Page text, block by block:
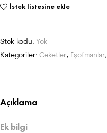
İstek listesine ekle
Stok kodu: Yok
Kategoriler: Ceketler, Eşofmanlar,
Açıklama
Ek bilgi